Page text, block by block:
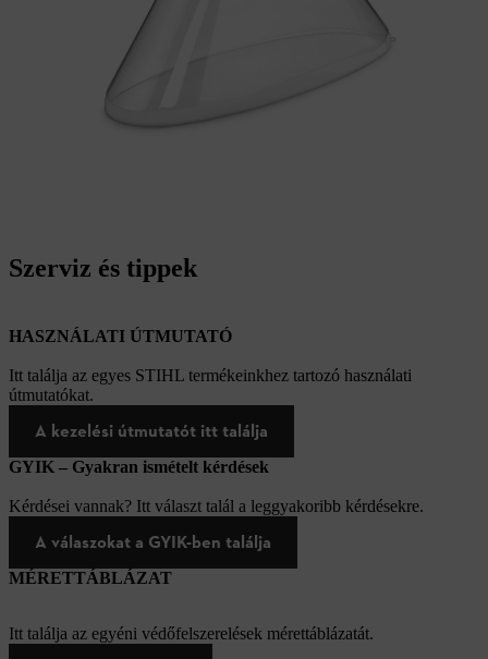
Szerviz és tippek
HASZNÁLATI ÚTMUTATÓ
Itt találja az egyes STIHL termékeinkhez tartozó használati
útmutatókat.
A kezelési útmutatót itt találja
GYIK – Gyakran ismételt kérdések
Kérdései vannak? Itt választ talál a leggyakoribb kérdésekre.
A válaszokat a GYIK-ben találja
MÉRETTÁBLÁZAT
Itt találja az egyéni védőfelszerelések mérettáblázatát.